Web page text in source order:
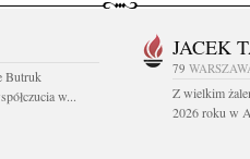
Butruk
w...
JACEK
79
Z wielkim
2026 roku w